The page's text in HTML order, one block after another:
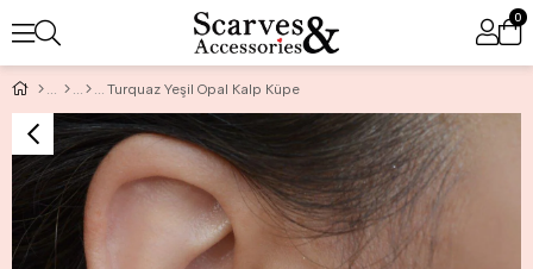
0
Turquaz Yeşil Opal Kalp Küpe